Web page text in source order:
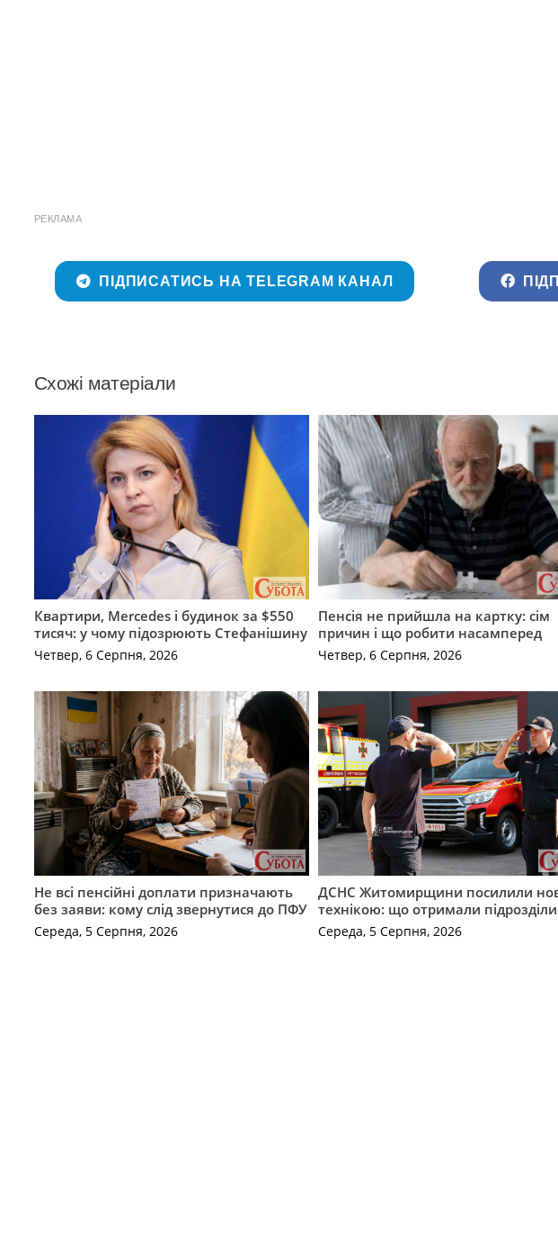
РЕКЛАМА
ПІДПИСАТИСЬ НА TELEGRAM КАНАЛ
Схожі матеріали
Квартири, Mercedes і будинок за $550
тисяч: у чому підозрюють Стефанішину
Четвер, 6 Серпня, 2026
Пенсія не прийшла на картку: сім
причин і що робити насамперед
Четвер, 6 Серпня, 2026
Не всі пенсійні доплати призначають
без заяви: кому слід звернутися до ПФУ
Середа, 5 Серпня, 2026
ДСНС Житомирщини посилили
технікою: що отримали підрозділи
Середа, 5 Серпня, 2026